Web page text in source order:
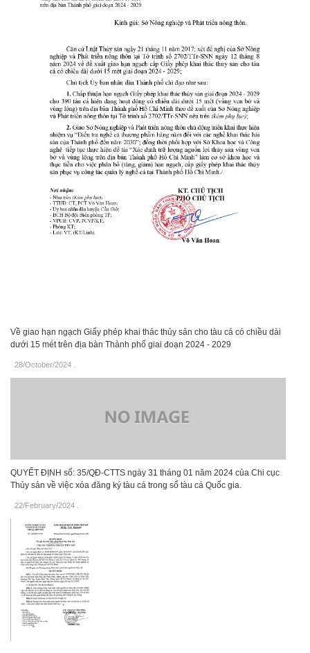
Về giao hạn ngạch Giấy phép khai thác thủy sản cho tàu cá có chiều dài
dưới 15 mét trên địa bàn Thành phố giai đoạn 2024 - 2029
28/October/2024 .
QUYẾT ĐỊNH số: 35/QĐ-CTTS ngày 31 tháng 01 năm 2024 của Chi cục
Thủy sản về việc xóa đăng ký tàu cá trong sổ tàu cá Quốc gia.
22/February/2024